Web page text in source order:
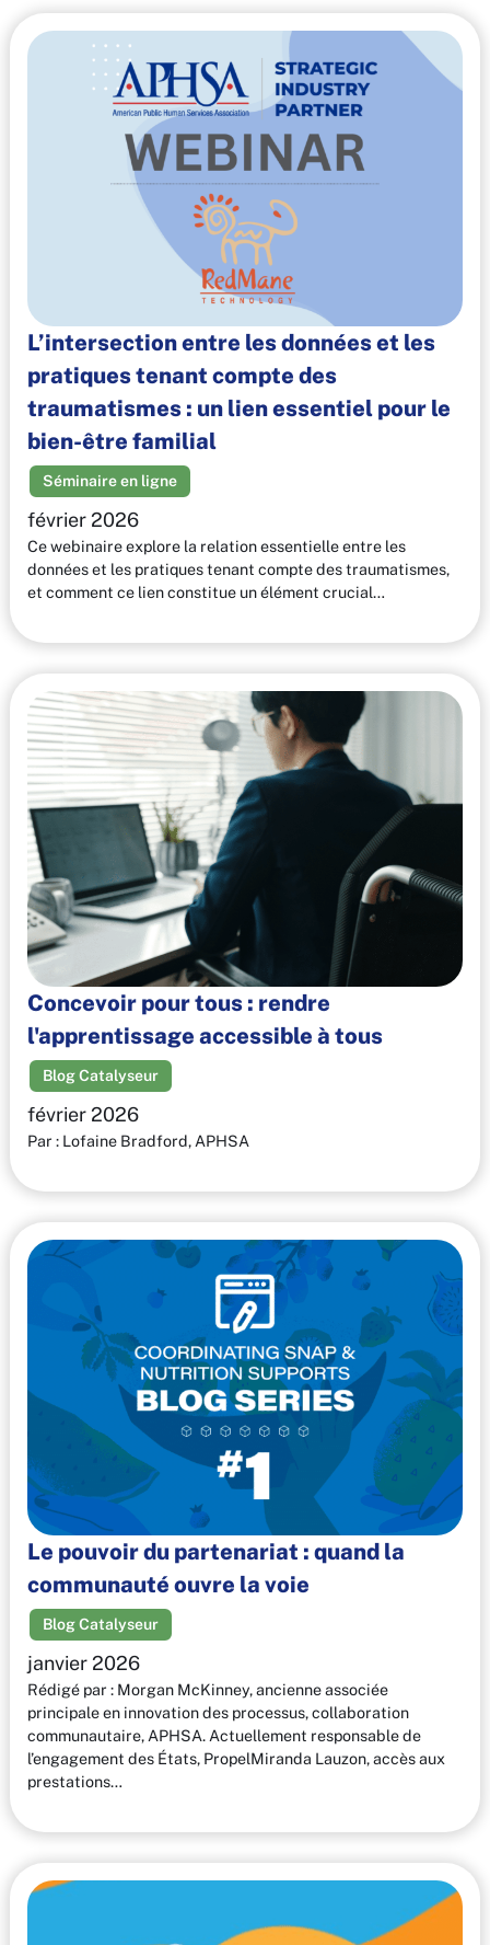
L’intersection entre les données et les
pratiques tenant compte des
traumatismes : un lien essentiel pour le
bien-être familial
Séminaire en ligne
février 2026
Ce webinaire explore la relation essentielle entre les
données et les pratiques tenant compte des traumatismes,
et comment ce lien constitue un élément crucial…
Concevoir pour tous : rendre
l'apprentissage accessible à tous
Blog Catalyseur
février 2026
Par : Lofaine Bradford, APHSA
Le pouvoir du partenariat : quand la
communauté ouvre la voie
Blog Catalyseur
janvier 2026
Rédigé par : Morgan McKinney, ancienne associée
principale en innovation des processus, collaboration
communautaire, APHSA. Actuellement responsable de
l’engagement des États, PropelMiranda Lauzon, accès aux
prestations…